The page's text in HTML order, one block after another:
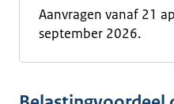
Aanvragen vanaf 21
september 2026.